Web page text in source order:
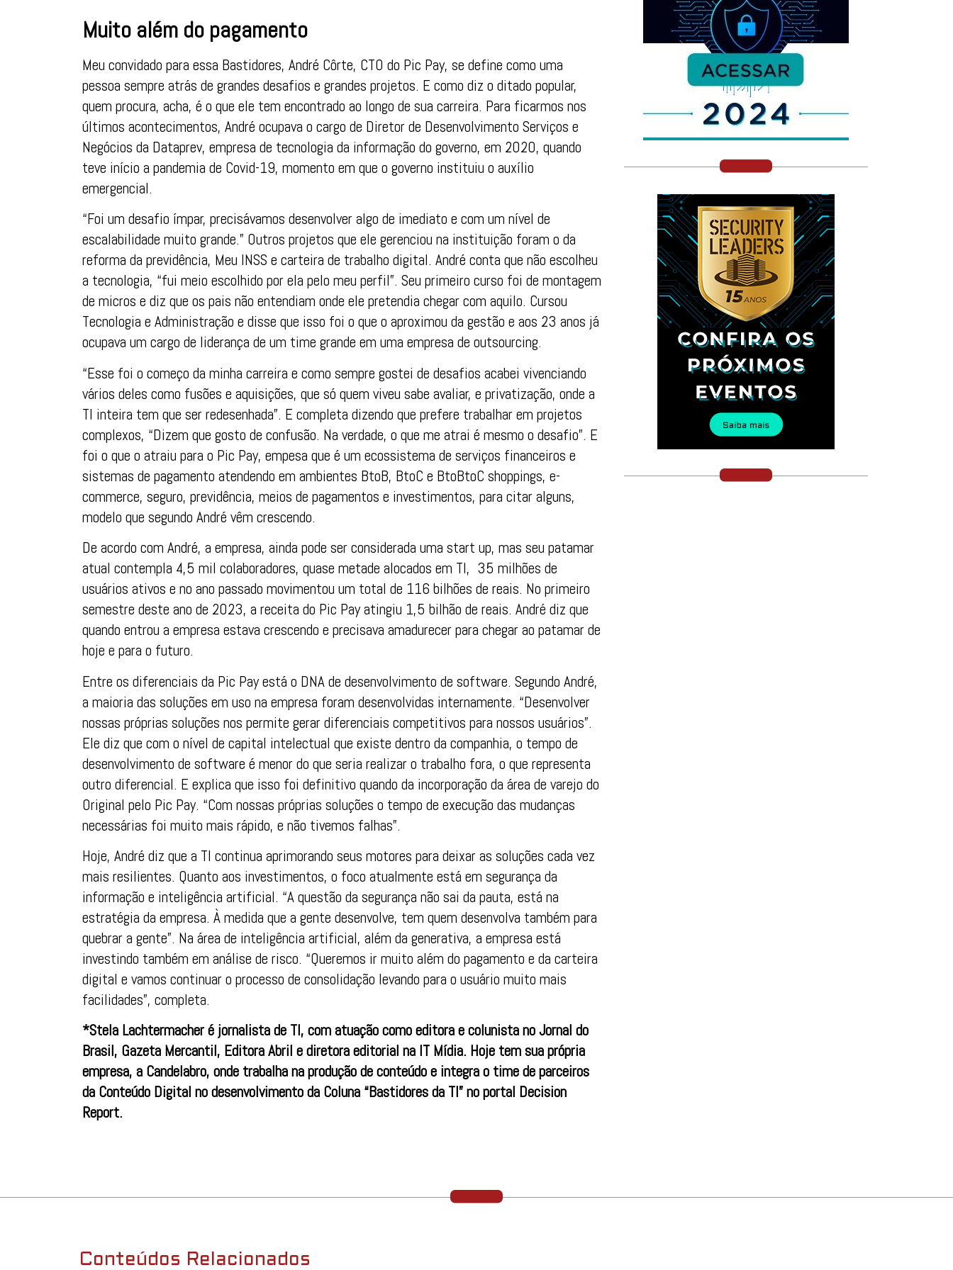
Muito além do pagamento
Meu convidado para essa Bastidores, André Côrte, CTO do Pic Pay, se define como uma
pessoa sempre atrás de grandes desafios e grandes projetos. E como diz o ditado popular,
quem procura, acha, é o que ele tem encontrado ao longo de sua carreira. Para ficarmos nos
últimos acontecimentos, André ocupava o cargo de Diretor de Desenvolvimento Serviços e
Negócios da Dataprev, empresa de tecnologia da informação do governo, em 2020, quando
teve início a pandemia de Covid-19, momento em que o governo instituiu o auxílio
emergencial.
“Foi um desafio ímpar, precisávamos desenvolver algo de imediato e com um nível de
escalabilidade muito grande.” Outros projetos que ele gerenciou na instituição foram o da
reforma da previdência, Meu INSS e carteira de trabalho digital. André conta que não escolheu
a tecnologia, “fui meio escolhido por ela pelo meu perfil”. Seu primeiro curso foi de montagem
de micros e diz que os pais não entendiam onde ele pretendia chegar com aquilo. Cursou
Tecnologia e Administração e disse que isso foi o que o aproximou da gestão e aos 23 anos já
ocupava um cargo de liderança de um time grande em uma empresa de outsourcing.
“Esse foi o começo da minha carreira e como sempre gostei de desafios acabei vivenciando
vários deles como fusões e aquisições, que só quem viveu sabe avaliar, e privatização, onde a
TI inteira tem que ser redesenhada”. E completa dizendo que prefere trabalhar em projetos
complexos, “Dizem que gosto de confusão. Na verdade, o que me atrai é mesmo o desafio”. E
foi o que o atraiu para o Pic Pay, empesa que é um ecossistema de serviços financeiros e
sistemas de pagamento atendendo em ambientes BtoB, BtoC e BtoBtoC shoppings, e-
commerce, seguro, previdência, meios de pagamentos e investimentos, para citar alguns,
modelo que segundo André vêm crescendo.
De acordo com André, a empresa, ainda pode ser considerada uma start up, mas seu patamar
atual contempla 4,5 mil colaboradores, quase metade alocados em TI, 35 milhões de
usuários ativos e no ano passado movimentou um total de 116 bilhões de reais. No primeiro
semestre deste ano de 2023, a receita do Pic Pay atingiu 1,5 bilhão de reais. André diz que
quando entrou a empresa estava crescendo e precisava amadurecer para chegar ao patamar de
hoje e para o futuro.
Entre os diferenciais da Pic Pay está o DNA de desenvolvimento de software. Segundo André,
a maioria das soluções em uso na empresa foram desenvolvidas internamente. “Desenvolver
nossas próprias soluções nos permite gerar diferenciais competitivos para nossos usuários”.
Ele diz que com o nível de capital intelectual que existe dentro da companhia, o tempo de
desenvolvimento de software é menor do que seria realizar o trabalho fora, o que representa
outro diferencial. E explica que isso foi definitivo quando da incorporação da área de varejo do
Original pelo Pic Pay. “Com nossas próprias soluções o tempo de execução das mudanças
necessárias foi muito mais rápido, e não tivemos falhas”.
Hoje, André diz que a TI continua aprimorando seus motores para deixar as soluções cada vez
mais resilientes. Quanto aos investimentos, o foco atualmente está em segurança da
informação e inteligência artificial. “A questão da segurança não sai da pauta, está na
estratégia da empresa. À medida que a gente desenvolve, tem quem desenvolva também para
quebrar a gente”. Na área de inteligência artificial, além da generativa, a empresa está
investindo também em análise de risco. “Queremos ir muito além do pagamento e da carteira
digital e vamos continuar o processo de consolidação levando para o usuário muito mais
facilidades”, completa.
*Stela Lachtermacher é jornalista de TI, com atuação como editora e colunista no Jornal do
Brasil, Gazeta Mercantil, Editora Abril e diretora editorial na IT Mídia. Hoje tem sua própria
empresa, a Candelabro, onde trabalha na produção de conteúdo e integra o time de parceiros
da Conteúdo Digital no desenvolvimento da Coluna “Bastidores da TI” no portal Decision
Report.
Conteúdos Relacionados